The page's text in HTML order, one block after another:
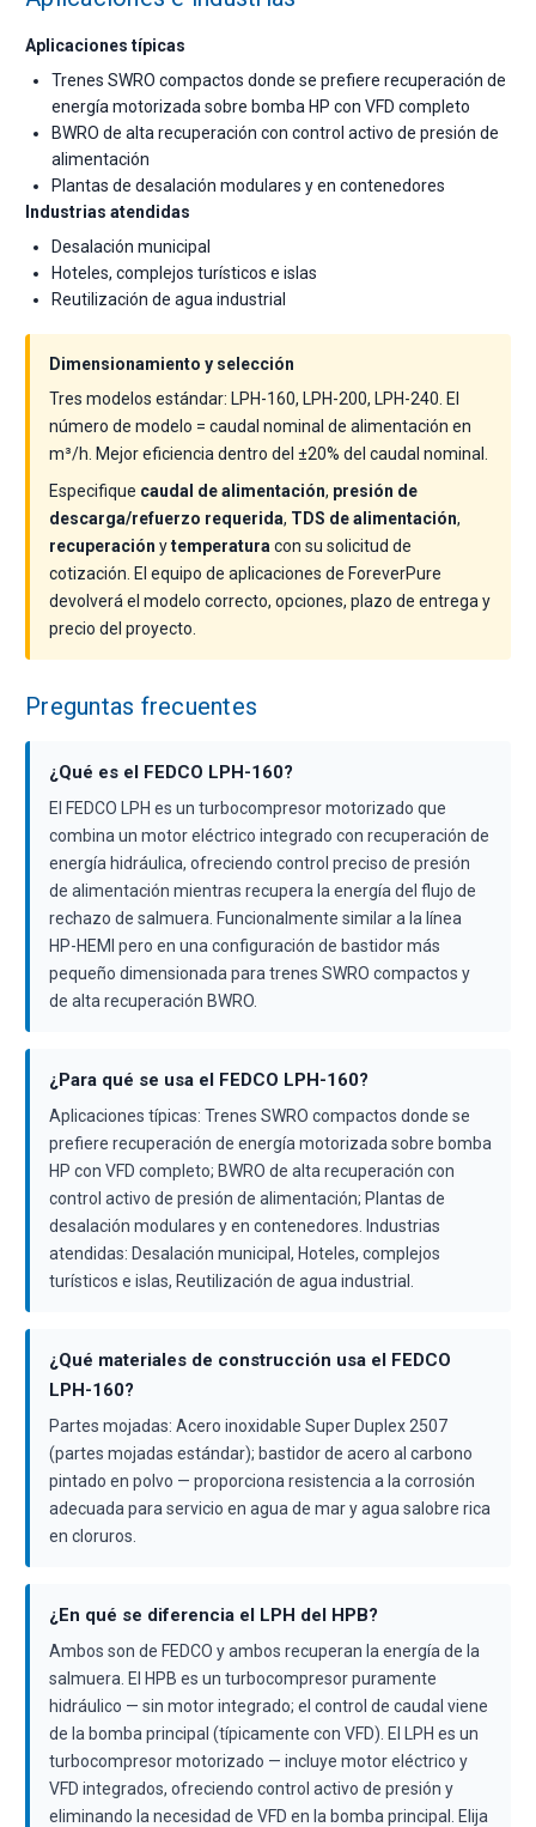
Aplicaciones típicas
Trenes SWRO compactos donde se prefiere recuperación de
energía motorizada sobre bomba HP con VFD completo
BWRO de alta recuperación con control activo de presión de
alimentación
Plantas de desalación modulares y en contenedores
Industrias atendidas
Desalación municipal
Hoteles, complejos turísticos e islas
Reutilización de agua industrial
Dimensionamiento y selección
Tres modelos estándar: LPH-160, LPH-200, LPH-240. El
número de modelo = caudal nominal de alimentación en
m³/h. Mejor eficiencia dentro del ±20% del caudal nominal.
Especifique caudal de alimentación, presión de
descarga/refuerzo requerida, TDS de alimentación,
recuperación ytemperatura con su solicitud de
cotización. El equipo de aplicaciones de ForeverPure
devolverá el modelo correcto, opciones, plazo de entrega y
precio del proyecto.
Preguntas frecuentes
¿Qué es el FEDCO LPH-160?
El FEDCO LPH es un turbocompresor motorizado que
combina un motor eléctrico integrado con recuperación de
energía hidráulica, ofreciendo control preciso de presión
de alimentación mientras recupera la energía del flujo de
rechazo de salmuera. Funcionalmente similar a la línea
HP-HEMI pero en una configuración de bastidor más
pequeño dimensionada para trenes SWRO compactos y
de alta recuperación BWRO.
¿Para qué se usa el FEDCO LPH-160?
Aplicaciones típicas: Trenes SWRO compactos donde se
prefiere recuperación de energía motorizada sobre bomba
HP con VFD completo; BWRO de alta recuperación con
control activo de presión de alimentación; Plantas de
desalación modulares y en contenedores. Industrias
atendidas: Desalación municipal, Hoteles, complejos
turísticos e islas, Reutilización de agua industrial.
¿Qué materiales de construcción usa el FEDCO
LPH-160?
Partes mojadas: Acero inoxidable Super Duplex 2507
(partes mojadas estándar); bastidor de acero al carbono
pintado en polvo — proporciona resistencia a la corrosión
adecuada para servicio en agua de mar y agua salobre rica
en cloruros.
¿En qué se diferencia el LPH del HPB?
Ambos son de FEDCO y ambos recuperan la energía de la
salmuera. El HPB es un turbocompresor puramente
hidráulico — sin motor integrado; el control de caudal viene
de la bomba principal (típicamente con VFD). El LPH es un
turbocompresor motorizado — incluye motor eléctrico y
VFD integrados, ofreciendo control activo de presión y
eliminando la necesidad de VFD en la bomba principal. Elija